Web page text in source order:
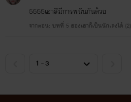
5555เอาสิมีการพนันกันด้วย
จากตอน: บทที่ 5 ฮองเฮาก็เป็นนักเลงได้ (2)